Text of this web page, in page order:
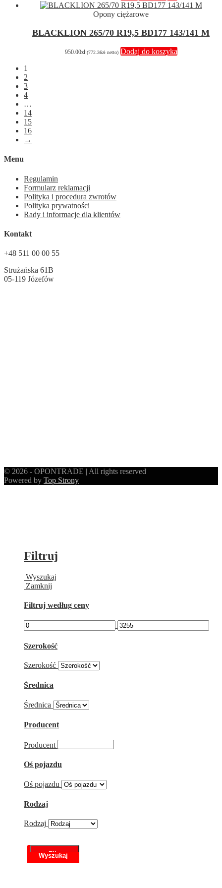
Opony ciężarowe
BLACKLION 265/70 R19,5 BD177 143/141 M
950.00zł (772.36złnetto) Dodaj do koszyka
1
2
3
4
…
14
15
16
→
Menu
Regulamin
Formularz reklamacji
Polityka i procedura zwrotów
Polityka prywatności
Rady i informacje dla klientów
Kontakt
+48 511 00 00 55
Strużańska 61B
05-119 Józefów
© 2026 - OPONTRADE | All rights reserved
Powered by Top Strony
Filtruj
Wyszukaj
Zamknij
Filtruj według ceny
Szerokość
Szerokość
Średnica
Średnica
Producent
Producent
Oś pojazdu
Oś pojazdu
Rodzaj
Rodzaj
Filtr